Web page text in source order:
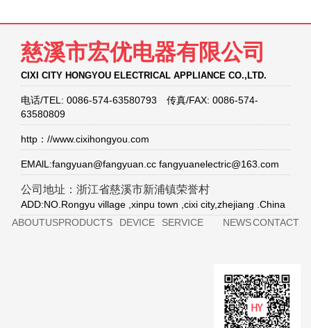
慈溪市宏优电器有限公司
CIXI CITY HONGYOU ELECTRICAL APPLIANCE CO.,LTD.
电话/TEL: 0086-574-63580793 传真/FAX: 0086-574-
63580809
http：//www.cixihongyou.com
EMAlL:fangyuan@fangyuan.cc fangyuanelectric@163.com
公司地址：浙江省慈溪市新浦镇荣誉村
ADD:NO.Rongyu village ,xinpu town ,cixi city,zhejiang .China
ABOUTUSPRODUCTS DEVICE SERVICE NEWSCONTACT